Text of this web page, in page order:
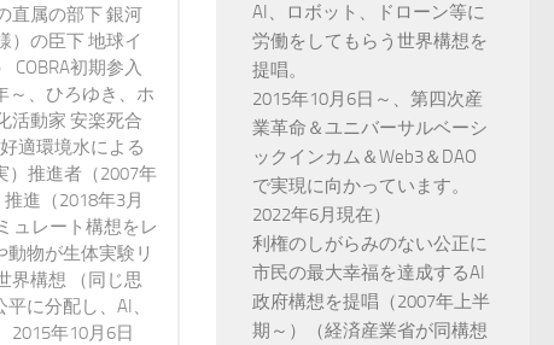
直属の部下 銀河
）の臣下 地球イ
COBRA初期参入
～、ひろゆき、ホ
活動家 安楽死合
適環境水による
）推進者（2007年
進（2018年3月
ュレート構想をレ
物が生体実験リ
界構想 （同じ思
に分配し、AI、
2015年10月6日
AI、ロボット、ドローン等に
労働をしてもらう世界構想を
提唱。
2015年10月6日～、第四次産
業革命＆ユニバーサルベーシ
ックインカム＆Web3＆DAO
で実現に向かっています。
2022年6月現在）
利権のしがらみのない公正に
市民の最大幸福を達成するAI
政府構想を提唱（2007年上半
期～）（経済産業省が同構想